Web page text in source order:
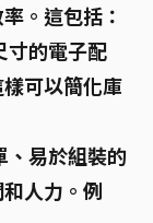
。這包括：
寸的電子配
可以簡化庫
、易於組裝的
人力。例